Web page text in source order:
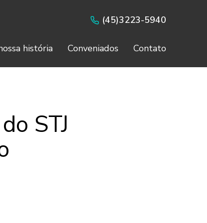
(45)3223-5940
história Conveniados Contato
STJ